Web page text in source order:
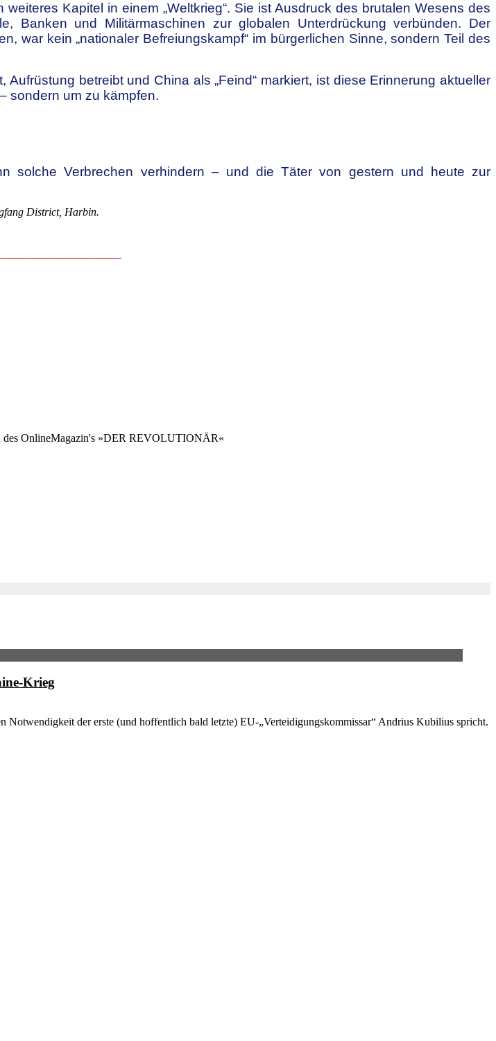
Kapitel in einem „Weltkrieg“. Sie ist Ausdruck des brutalen Wesens des
Banken und Militärmaschinen zur globalen Unterdrückung verbünden. Der
war kein „nationaler Befreiungskampf“ im bürgerlichen Sinne, sondern Teil des
betreibt und China als „Feind“ markiert, ist diese Erinnerung aktueller
sondern um zu kämpfen.
solche Verbrechen verhindern – und die Täter von gestern und heute zur
District, Harbin.
des OnlineMagazin's »DER REVOLUTIONÄR«
Krieg
der erste (und hoffentlich bald letzte) EU-„Verteidigungskommissar“ Andrius Kubilius spricht.